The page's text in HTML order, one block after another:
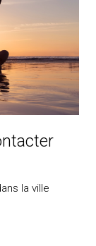
la ville